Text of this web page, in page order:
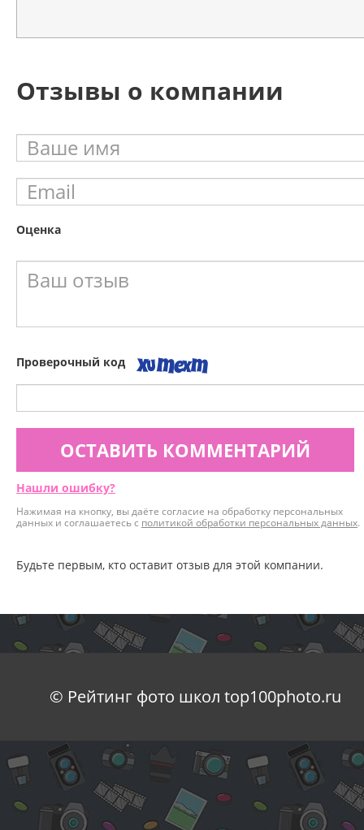
Отзывы о компании
Оценка
Проверочный код
ОСТАВИТЬ КОММЕНТАРИЙ
Нашли ошибку?
Нажимая на кнопку, вы даёте согласие на обработку персональных
данных и соглашаетесь с политикой обработки персональных данных.
Будьте первым, кто оставит отзыв для этой компании.
© Рейтинг фото школ top100photo.ru